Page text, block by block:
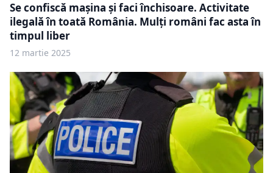
Se confiscă mașina și faci închisoare. Activitate
ilegală în toată România. Mulți români fac asta în
timpul liber
12 martie 2025